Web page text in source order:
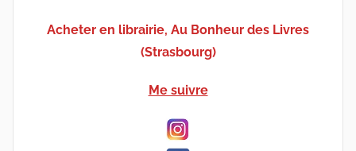
Acheter en librairie, Au Bonheur des Livres
(Strasbourg)
Me suivre